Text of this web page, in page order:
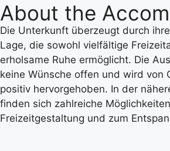
About the
Die Unterkunft überzeugt durch
Lage, die sowohl vielfältige
erholsame Ruhe ermöglicht. Die
keine Wünsche offen und wird von
positiv hervorgehoben. In der
finden sich zahlreiche
Freizeitgestaltung und zum